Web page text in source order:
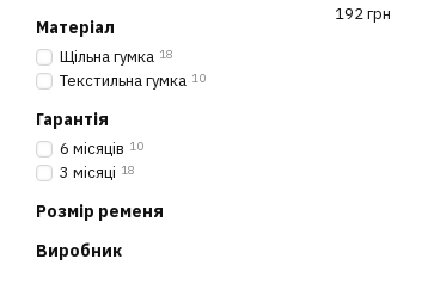
192 грн
Матеріал
Щільна гумка 18
Текстильна гумка 10
Гарантія
6 місяців 10
3 місяці 18
Розмір ременя
Виробник